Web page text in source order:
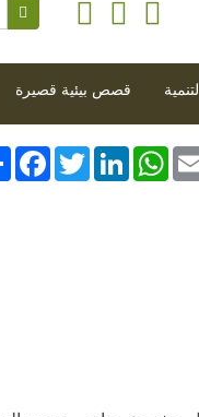
قصص بيئية قصيرة
TwitterLinkedInWhatsApp